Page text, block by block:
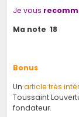
Je vous
Ma note 18
Bonus
Un article très
Toussaint
fondateur.